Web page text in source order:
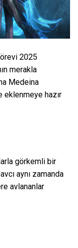
2025
merakla
Medeina
eklenmeye hazır
görkemli bir
aynı zamanda
avlananlar